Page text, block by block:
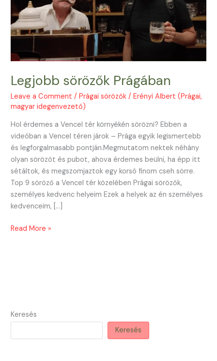
Legjobb sörözők Prágában
Leave a Comment /Prágai sörözők /Erényi Albert (Prágai,
magyar idegenvezető)
Hol érdemes a Vencel tér környékén sörözni? Ebben a
videóban a Vencel téren járok – Prága egyik legismertebb
és legforgalmasabb pontján.Megmutatom nektek néhány
olyan sörözőt és pubot, ahova érdemes beülni, ha épp itt
sétáltok, és megszomjaztok egy korsó finom cseh sörre.
Top 9 söröző a Vencel tér közelében Prágai sörözők,
személyes kedvenc helyeim Ezek a helyek az én személyes
kedvenceim, […]
Legjobb
Read More »
Keresés
Keresés